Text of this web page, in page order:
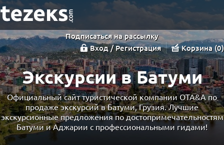
Подписаться на рассылку
Вход / Регистрация
Корзина 0
Экскурсии в Батуми
Официальный сайт туристической компании OTA&A по
продаже экскурсий в Батуми, Грузия. Лучшие
экскурсионные предложения по достопримечательностям
Батуми и Аджарии с профессиональными гидами!